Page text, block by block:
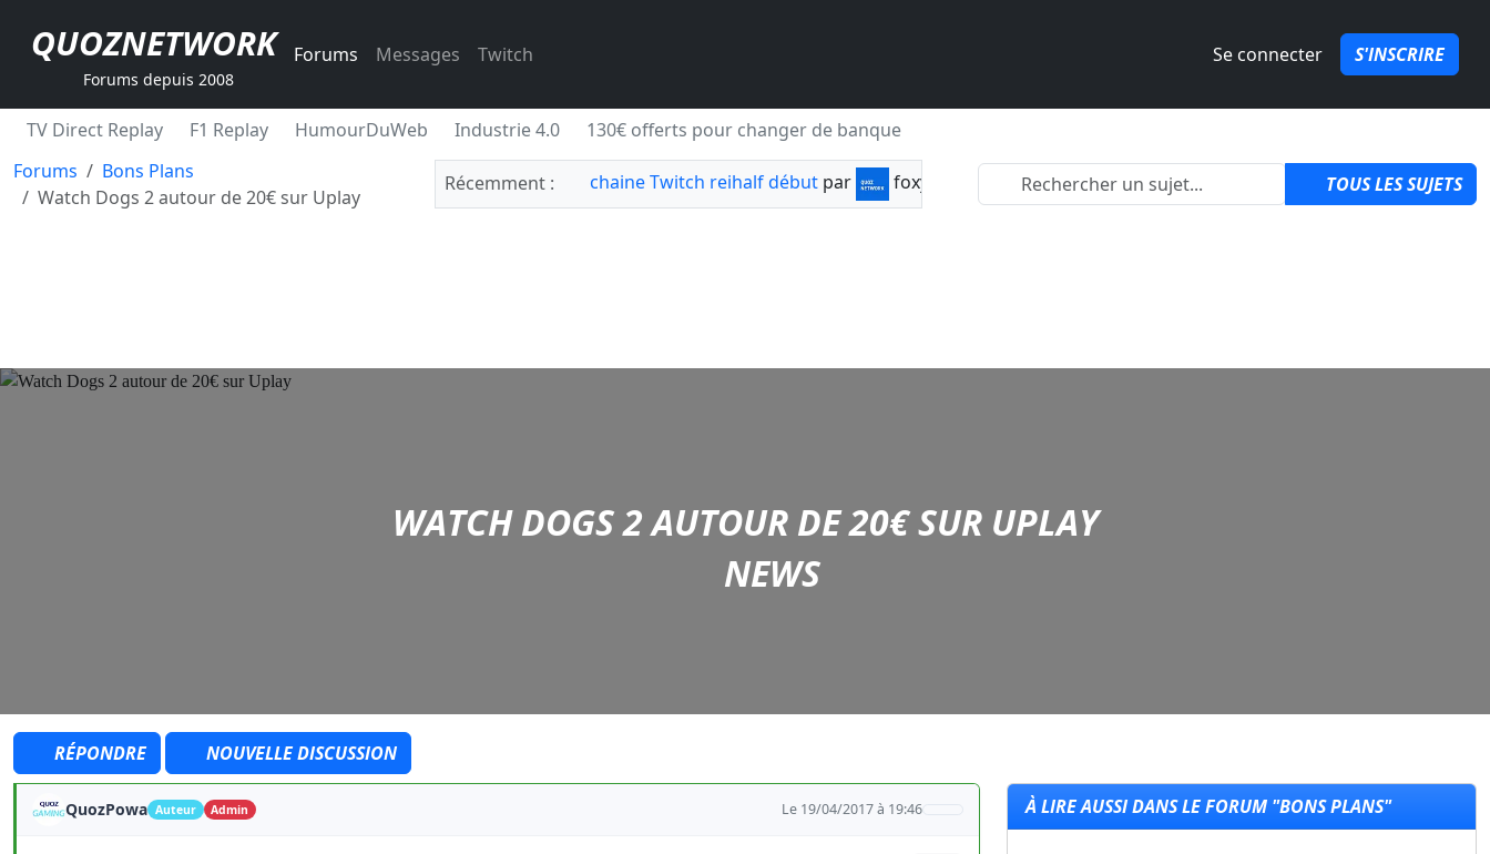
QUOZNETWORK
Forums depuis 2008
Forums Messages Twitch Se connecter S'INSCRIRE
TV Direct Replay F1 Replay HumourDuWeb Industrie 4.0
130€ offerts pour changer de banque
Forums
Bons Plans
Watch Dogs 2 autour de 20€ sur Uplay
Récemment : chaine Twitch reihalf début par foxylabnyy 2 TOUS LES SUJETS
WATCH DOGS 2 AUTOUR DE 20€ SUR UPLAY
NEWS
RÉPONDRE NOUVELLE DISCUSSION
QuozPowa Auteur Admin Le 19/04/2017 à 19:46 À LIRE AUSSI DANS LE FORUM "BONS PLANS"